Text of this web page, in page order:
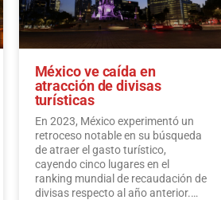
México ve caída en
atracción de divisas
turísticas
En 2023, México experimentó un
retroceso notable en su búsqueda
de atraer el gasto turístico,
cayendo cinco lugares en el
ranking mundial de recaudación de
divisas respecto al año anterior.